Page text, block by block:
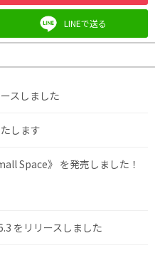
LINEで送る
スしました
します
Space》 を発売しました！
をリリースしました